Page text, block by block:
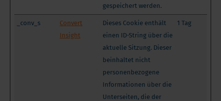
gespeichert werden.
_conv_s
Convert
Insight
Dieses Cookie enthält
einen ID-String über die
aktuelle Sitzung. Dieser
beinhaltet nicht
personenbezogene
Informationen über die
Unterseiten, die der
1 Tag